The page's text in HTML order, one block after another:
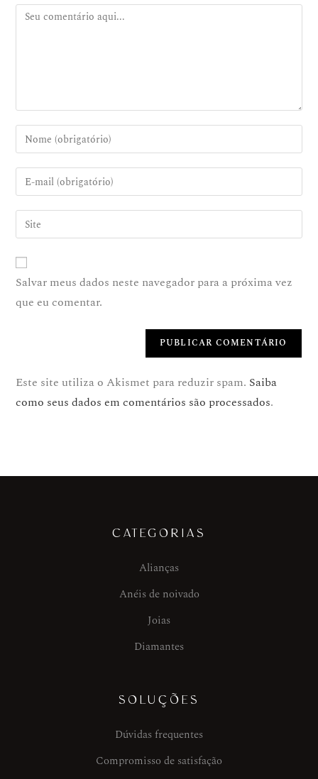
Salvar meus dados neste navegador para a próxima vez
que eu comentar.
Este site utiliza o Akismet para reduzir spam. Saiba
como seus dados em comentários são processados.
CATEGORIAS
Alianças
Anéis de noivado
Joias
Diamantes
SOLUÇÕES
Dúvidas frequentes
Compromisso de satisfação